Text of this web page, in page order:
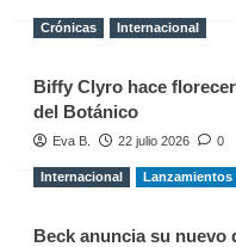
Crónicas Internacional
Biffy Clyro hace
del Botánico
Eva B. 22 julio 2026 0
Internacional Lanzamientos
Beck anuncia su nuevo